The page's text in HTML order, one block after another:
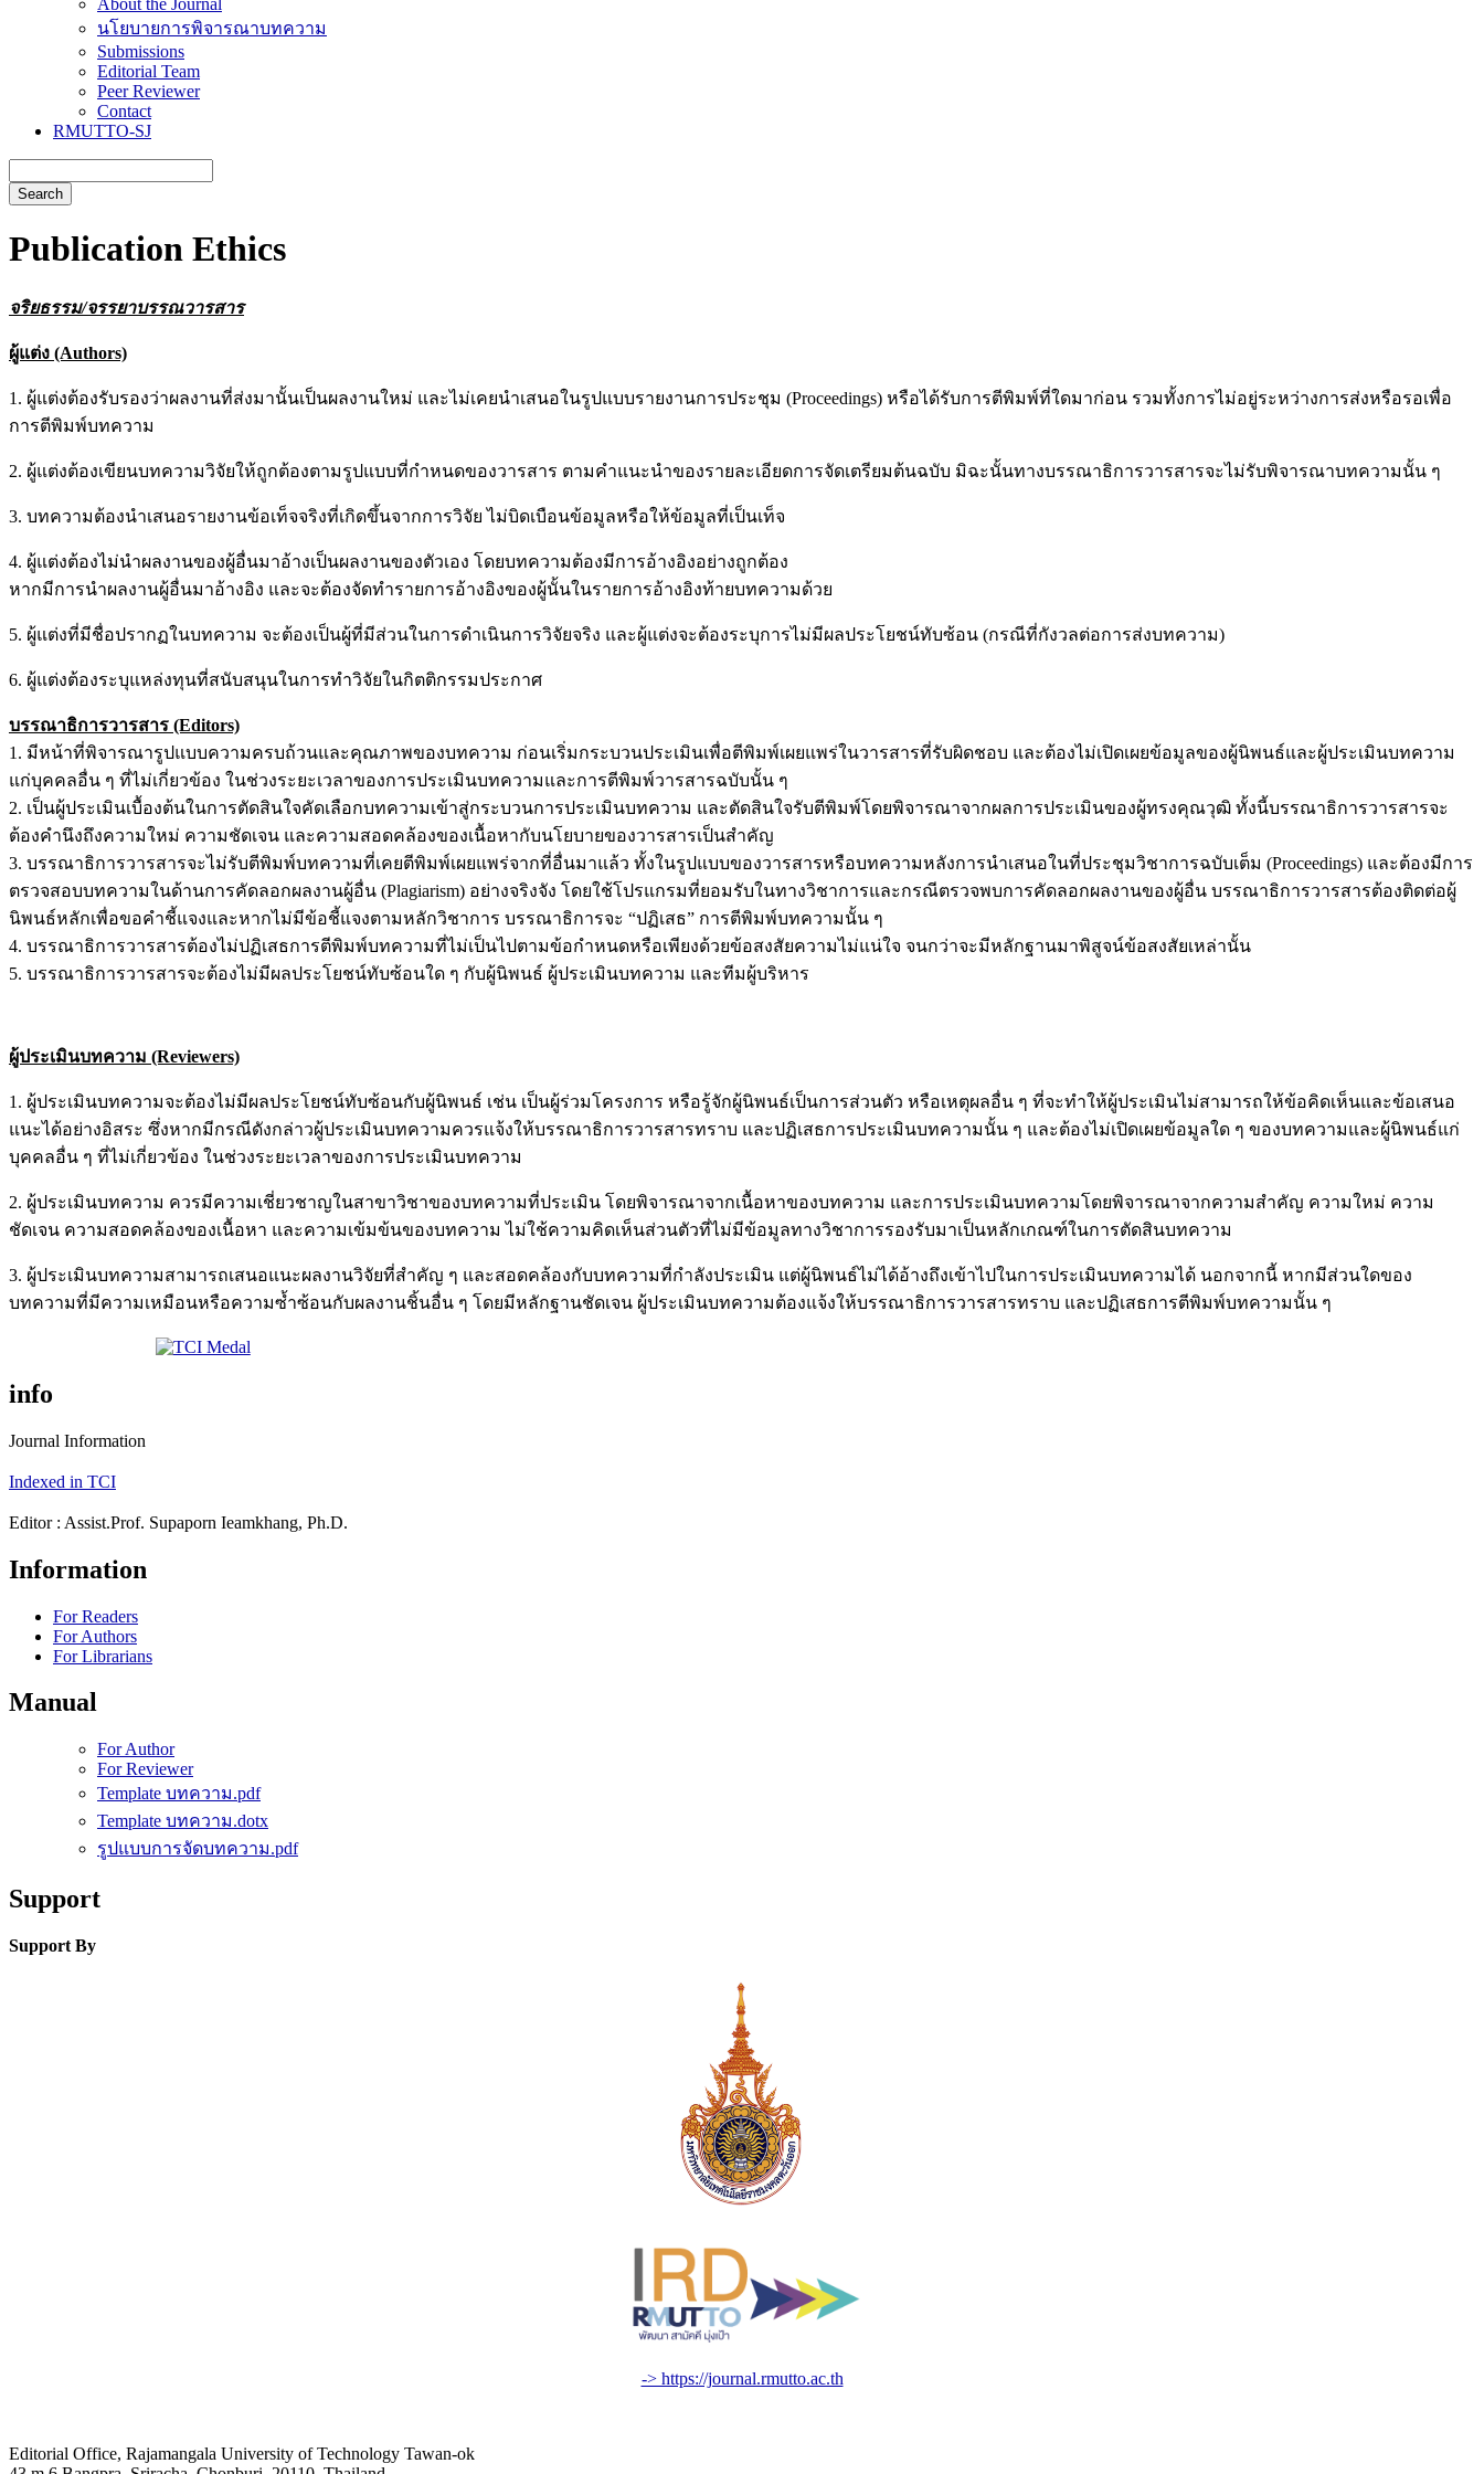
นโยบายการพิจารณาบทความ
Submissions
Editorial Team
Peer Reviewer
Contact
RMUTTO-SJ
Search
Publication Ethics
จริยธรรม/จรรยาบรรณวารสาร
ผู้แต่ง (Authors)
1. ผู้แต่งต้องรับรองว่าผลงานที่ส่งมานั้นเป็นผลงานใหม่ และไม่เคยนำเสนอในรูปแบบรายงานการประชุม (Proceedings) หรือได้รับการตีพิมพ์ที่ใดมาก่อน รวมทั้งการไม่อยู่ระหว่างการส่งหรือรอเพื่อ
การตีพิมพ์บทความ
2. ผู้แต่งต้องเขียนบทความวิจัยให้ถูกต้องตามรูปแบบที่กำหนดของวารสาร ตามคำแนะนำของรายละเอียดการจัดเตรียมต้นฉบับ มิฉะนั้นทางบรรณาธิการวารสารจะไม่รับพิจารณาบทความนั้น ๆ
3. บทความต้องนำเสนอรายงานข้อเท็จจริงที่เกิดขึ้นจากการวิจัย ไม่บิดเบือนข้อมูลหรือให้ข้อมูลที่เป็นเท็จ
4. ผู้แต่งต้องไม่นำผลงานของผู้อื่นมาอ้างเป็นผลงานของตัวเอง โดยบทความต้องมีการอ้างอิงอย่างถูกต้อง
หากมีการนำผลงานผู้อื่นมาอ้างอิง และจะต้องจัดทำรายการอ้างอิงของผู้นั้นในรายการอ้างอิงท้ายบทความด้วย
5. ผู้แต่งที่มีชื่อปรากฏในบทความ จะต้องเป็นผู้ที่มีส่วนในการดำเนินการวิจัยจริง และผู้แต่งจะต้องระบุการไม่มีผลประโยชน์ทับซ้อน (กรณีที่กังวลต่อการส่งบทความ)
6. ผู้แต่งต้องระบุแหล่งทุนที่สนับสนุนในการทำวิจัยในกิตติกรรมประกาศ
บรรณาธิการวารสาร (Editors)
1. มีหน้าที่พิจารณารูปแบบความครบถ้วนและคุณภาพของบทความ ก่อนเริ่มกระบวนประเมินเพื่อตีพิมพ์เผยแพร่ในวารสารที่รับผิดชอบ และต้องไม่เปิดเผยข้อมูลของผู้นิพนธ์และผู้ประเมินบทความ
แก่บุคคลอื่น ๆ ที่ไม่เกี่ยวข้อง ในช่วงระยะเวลาของการประเมินบทความและการตีพิมพ์วารสารฉบับนั้น ๆ
2. เป็นผู้ประเมินเบื้องต้นในการตัดสินใจคัดเลือกบทความเข้าสู่กระบวนการประเมินบทความ และตัดสินใจรับตีพิมพ์โดยพิจารณาจากผลการประเมินของผู้ทรงคุณวุฒิ ทั้งนี้บรรณาธิการวารสารจะ
ต้องคำนึงถึงความใหม่ ความชัดเจน และความสอดคล้องของเนื้อหากับนโยบายของวารสารเป็นสำคัญ
3. บรรณาธิการวารสารจะไม่รับตีพิมพ์บทความที่เคยตีพิมพ์เผยแพร่จากที่อื่นมาแล้ว ทั้งในรูปแบบของวารสารหรือบทความหลังการนำเสนอในที่ประชุมวิชาการฉบับเต็ม (Proceedings) และต้องมีการ
ตรวจสอบบทความในด้านการคัดลอกผลงานผู้อื่น (Plagiarism) อย่างจริงจัง โดยใช้โปรแกรมที่ยอมรับในทางวิชาการและกรณีตรวจพบการคัดลอกผลงานของผู้อื่น บรรณาธิการวารสารต้องติดต่อผู้
นิพนธ์หลักเพื่อขอคำชี้แจงและหากไม่มีข้อชี้แจงตามหลักวิชาการ บรรณาธิการจะ “ปฏิเสธ” การตีพิมพ์บทความนั้น ๆ
4. บรรณาธิการวารสารต้องไม่ปฏิเสธการตีพิมพ์บทความที่ไม่เป็นไปตามข้อกำหนดหรือเพียงด้วยข้อสงสัยความไม่แน่ใจ จนกว่าจะมีหลักฐานมาพิสูจน์ข้อสงสัยเหล่านั้น
5. บรรณาธิการวารสารจะต้องไม่มีผลประโยชน์ทับซ้อนใด ๆ กับผู้นิพนธ์ ผู้ประเมินบทความ และทีมผู้บริหาร
ผู้ประเมินบทความ (Reviewers)
1. ผู้ประเมินบทความจะต้องไม่มีผลประโยชน์ทับซ้อนกับผู้นิพนธ์ เช่น เป็นผู้ร่วมโครงการ หรือรู้จักผู้นิพนธ์เป็นการส่วนตัว หรือเหตุผลอื่น ๆ ที่จะทำให้ผู้ประเมินไม่สามารถให้ข้อคิดเห็นและข้อเสนอ
แนะได้อย่างอิสระ ซึ่งหากมีกรณีดังกล่าวผู้ประเมินบทความควรแจ้งให้บรรณาธิการวารสารทราบ และปฏิเสธการประเมินบทความนั้น ๆ และต้องไม่เปิดเผยข้อมูลใด ๆ ของบทความและผู้นิพนธ์แก่
บุคคลอื่น ๆ ที่ไม่เกี่ยวข้อง ในช่วงระยะเวลาของการประเมินบทความ
2. ผู้ประเมินบทความ ควรมีความเชี่ยวชาญในสาขาวิชาของบทความที่ประเมิน โดยพิจารณาจากเนื้อหาของบทความ และการประเมินบทความโดยพิจารณาจากความสำคัญ ความใหม่ ความ
ชัดเจน ความสอดคล้องของเนื้อหา และความเข้มข้นของบทความ ไม่ใช้ความคิดเห็นส่วนตัวที่ไม่มีข้อมูลทางวิชาการรองรับมาเป็นหลักเกณฑ์ในการตัดสินบทความ
3. ผู้ประเมินบทความสามารถเสนอแนะผลงานวิจัยที่สำคัญ ๆ และสอดคล้องกับบทความที่กำลังประเมิน แต่ผู้นิพนธ์ไม่ได้อ้างถึงเข้าไปในการประเมินบทความได้ นอกจากนี้ หากมีส่วนใดของ
บทความที่มีความเหมือนหรือความซ้ำซ้อนกับผลงานชิ้นอื่น ๆ โดยมีหลักฐานชัดเจน ผู้ประเมินบทความต้องแจ้งให้บรรณาธิการวารสารทราบ และปฏิเสธการตีพิมพ์บทความนั้น ๆ
info
Journal Information
Indexed in TCI
Editor : Assist.Prof. Supaporn Ieamkhang, Ph.D.
Information
For Readers
For Authors
For Librarians
Manual
For Author
For Reviewer
Template บทความ.pdf
Template บทความ.dotx
รูปแบบการจัดบทความ.pdf
Support
Support By
-> https://journal.rmutto.ac.th
Editorial Office, Rajamangala University of Technology Tawan-ok